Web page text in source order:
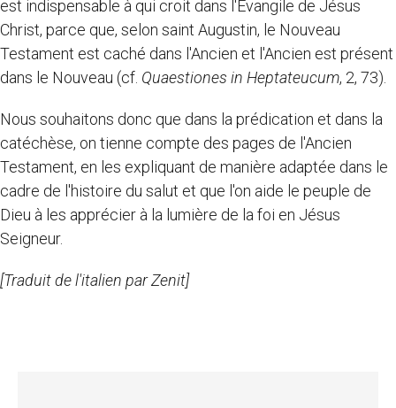
est indispensable à qui croit dans l'Evangile de Jésus
Christ, parce que, selon saint Augustin, le Nouveau
Testament est caché dans l'Ancien et l'Ancien est présent
dans le Nouveau (cf. Quaestiones in Heptateucum, 2, 73).
Nous souhaitons donc que dans la prédication et dans la
catéchèse, on tienne compte des pages de l'Ancien
Testament, en les expliquant de manière adaptée dans le
cadre de l'histoire du salut et que l'on aide le peuple de
Dieu à les apprécier à la lumière de la foi en Jésus
Seigneur.
[Traduit de l'italien par Zenit]